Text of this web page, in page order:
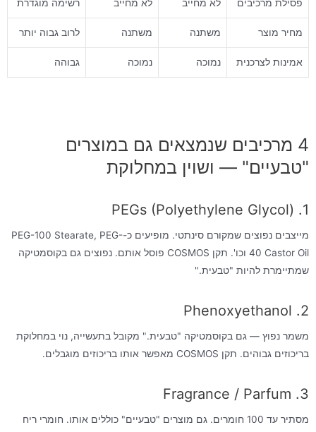
פסילת מרכיבים לא מחייב לא מחייב רשימה מוגדרת
מחיר מוצר משתנה משתנה לרוב גבוה יותר
אמינות לצרכנית נמוכה נמוכה גבוהה
4 מרכיבים שנמצאים גם במוצרים
"טבעיים" — ושוין במחלוקת
1. PEGs (Polyethylene Glycol)
מייצבים נפוצים שמקורם סינתטי. מופיעים כ-PEG-100 Stearate, PEG-
40 Castor Oil וכו'. תקן COSMOS פוסל אותם. נפוצים גם בקוסמטיקה
שמתיימרת להיות "טבעית."
2. Phenoxyethanol
משמר נפוץ — גם בקוסמטיקה "טבעית." מקובל בתעשייה, נוי במחלוקת
בריכוזים גבוהים. תקן COSMOS מאפשר אותו בריכוזים מוגבלים.
3. Fragrance / Parfum
מסתיר עד 100 חומרים. גם מוצרים "טבעיים" כוללים אותו. חומרי ריח